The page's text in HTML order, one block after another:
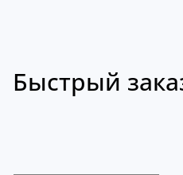
Быстрый